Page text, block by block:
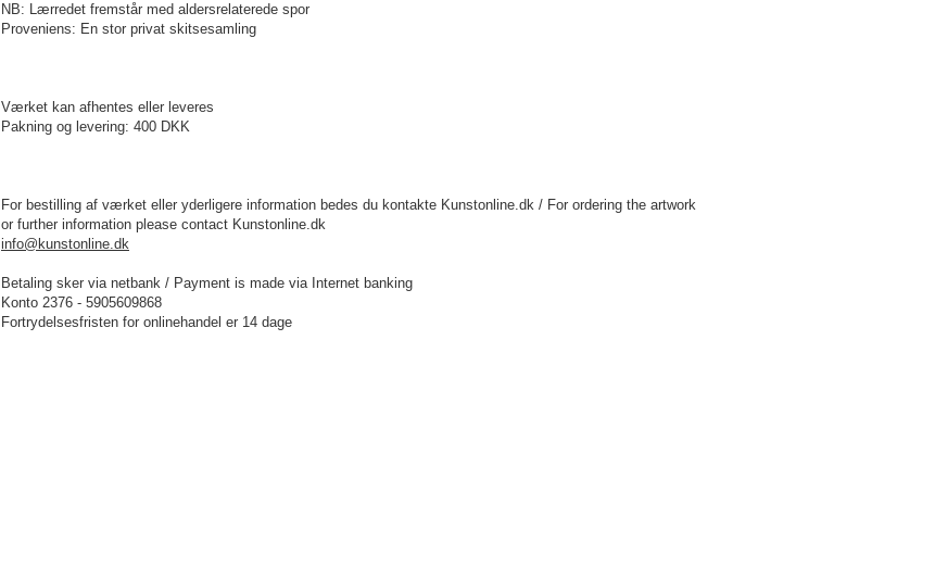
NB: Lærredet fremstår med aldersrelaterede spor
Proveniens: En stor privat skitsesamling
Værket kan afhentes eller leveres
Pakning og levering: 400 DKK
For bestilling af værket eller yderligere information bedes du kontakte Kunstonline.dk / For ordering the artwork
or further information please contact Kunstonline.dk
info@kunstonline.dk
Betaling sker via netbank / Payment is made via Internet banking
Konto 2376 - 5905609868
Fortrydelsesfristen for onlinehandel er 14 dage